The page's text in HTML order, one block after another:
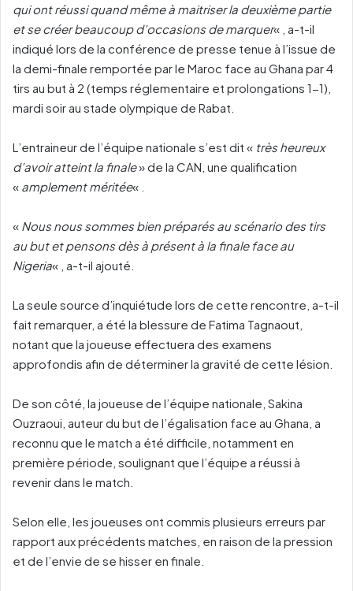
qui ont réussi quand même à maitriser la deuxième partie
et se créer beaucoup d’occasions de marquer« , a-t-il
indiqué lors de la conférence de presse tenue à l’issue de
la demi-finale remportée par le Maroc face au Ghana par 4
tirs au but à 2 (temps réglementaire et prolongations 1-1),
mardi soir au stade olympique de Rabat.
L’entraineur de l’équipe nationale s’est dit « très heureux
d’avoir atteint la finale» de la CAN, une qualification
« amplement méritée« .
« Nous nous sommes bien préparés au scénario des tirs
au but et pensons dès à présent à la finale face au
Nigeria« , a-t-il ajouté.
La seule source d’inquiétude lors de cette rencontre, a-t-il
fait remarquer, a été la blessure de Fatima Tagnaout,
notant que la joueuse effectuera des examens
approfondis afin de déterminer la gravité de cette lésion.
De son côté, la joueuse de l’équipe nationale, Sakina
Ouzraoui, auteur du but de l’égalisation face au Ghana, a
reconnu que le match a été difficile, notamment en
première période, soulignant que l’équipe a réussi à
revenir dans le match.
Selon elle, les joueuses ont commis plusieurs erreurs par
rapport aux précédents matches, en raison de la pression
et de l’envie de se hisser en finale.